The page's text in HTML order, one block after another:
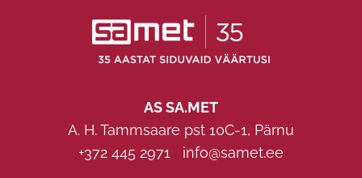
AS SA.MET
A. H. Tammsaare pst 10C-1, Pärnu
+372 445 2971
info@samet.ee